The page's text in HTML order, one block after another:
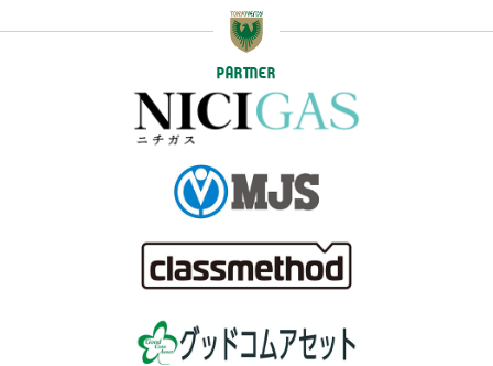
PARTNER